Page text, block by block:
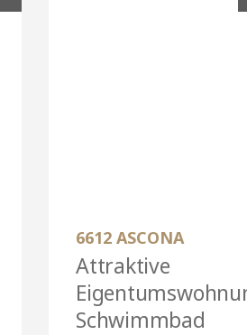
6612 ASCONA
Attraktive
Schwimmbad